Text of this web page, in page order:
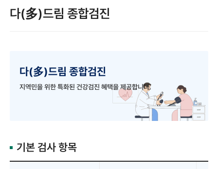
다(多)드림 종합검진
다(多)드림 종합검진
지역민을 위한 특화된 건강검진 혜택을 제공합니다.
기본 검사 항목